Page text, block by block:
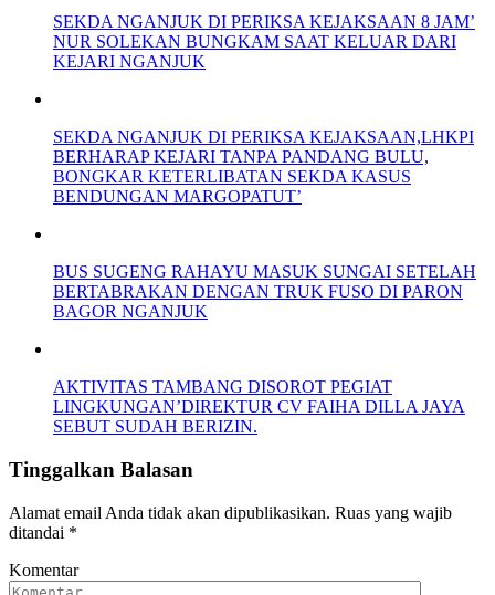
SEKDA NGANJUK DI PERIKSA KEJAKSAAN 8 JAM’
NUR SOLEKAN BUNGKAM SAAT KELUAR DARI
KEJARI NGANJUK
SEKDA NGANJUK DI PERIKSA KEJAKSAAN,LHKPI
BERHARAP KEJARI TANPA PANDANG BULU,
BONGKAR KETERLIBATAN SEKDA KASUS
BENDUNGAN MARGOPATUT’
BUS SUGENG RAHAYU MASUK SUNGAI SETELAH
BERTABRAKAN DENGAN TRUK FUSO DI PARON
BAGOR NGANJUK
AKTIVITAS TAMBANG DISOROT PEGIAT
LINGKUNGAN’DIREKTUR CV FAIHA DILLA JAYA
SEBUT SUDAH BERIZIN.
Tinggalkan Balasan
Alamat email Anda tidak akan dipublikasikan. Ruas yang wajib
ditandai *
Komentar